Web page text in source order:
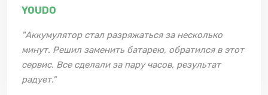
YOUDO
"Аккумулятор стал разряжаться за несколько
минут. Решил заменить батарею, обратился в этот
сервис. Все сделали за пару часов, результат
радует."